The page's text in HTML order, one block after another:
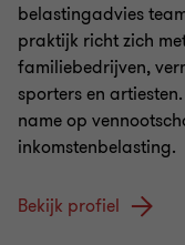
belastingadvies
praktijk richt zich
familiebedrijven,
sporters en
name op
inkomstenbelasting.
Bekijk profiel